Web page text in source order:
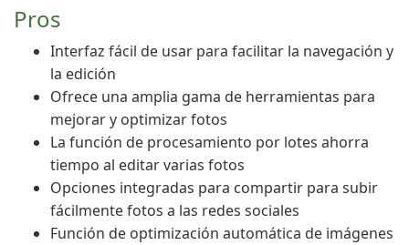
Pros
Interfaz fácil de usar para facilitar la navegación y
la edición
Ofrece una amplia gama de herramientas para
mejorar y optimizar fotos
La función de procesamiento por lotes ahorra
tiempo al editar varias fotos
Opciones integradas para compartir para subir
fácilmente fotos a las redes sociales
Función de optimización automática de imágenes